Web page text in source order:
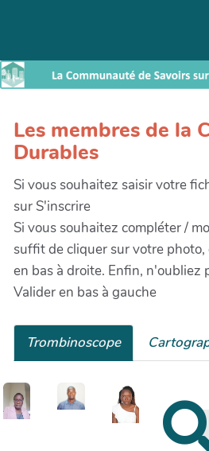
Les membres de la
Durables
Si vous souhaitez saisir votre
sur S'inscrire
Si vous souhaitez compléter /
suffit de cliquer sur votre
en bas à droite. Enfin, n'oubliez
Valider en bas à gauche
Trombinoscope